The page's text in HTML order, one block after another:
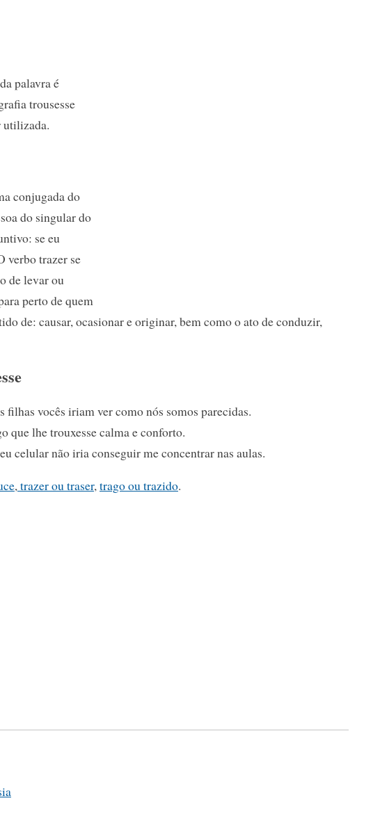
palavra é
trousesse
utilizada.
conjugada do
do singular do
se eu
verbo trazer se
de levar ou
perto de quem
de: causar, ocasionar e originar, bem como o ato de conduzir,
filhas vocês iriam ver como nós somos parecidas.
que lhe trouxesse calma e conforto.
celular não iria conseguir me concentrar nas aulas.
,trazer ou traser,trago ou trazido.